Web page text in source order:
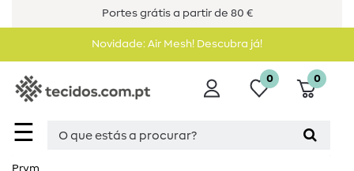
Portes grátis a partir de 80 €
Novidade: Air Mesh! Descubra já!
☰
0 0